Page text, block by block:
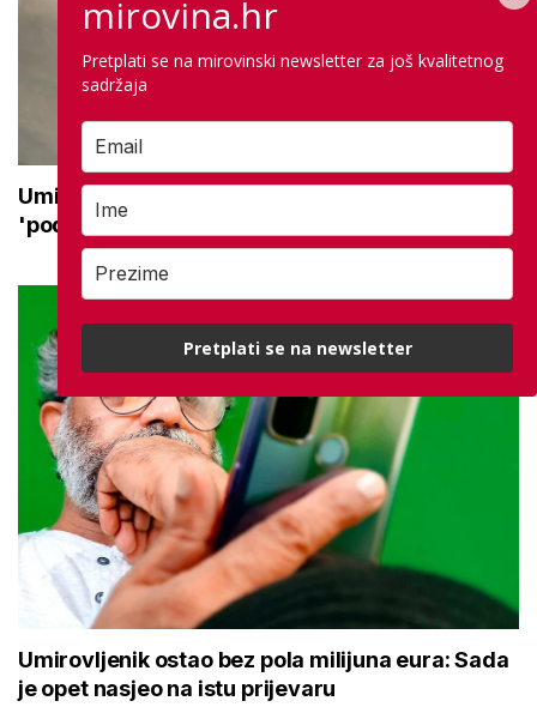
Umirovljenica ostala bez 24.000 eura: Novac
'podijelili' lažni policajac i taksist
Umirovljenik ostao bez pola milijuna eura: Sada
je opet nasjeo na istu prijevaru
mirovina.hr
Pretplati se na mirovinski newsletter za još kvalitetnog
sadržaja
Pretplati se na newsletter